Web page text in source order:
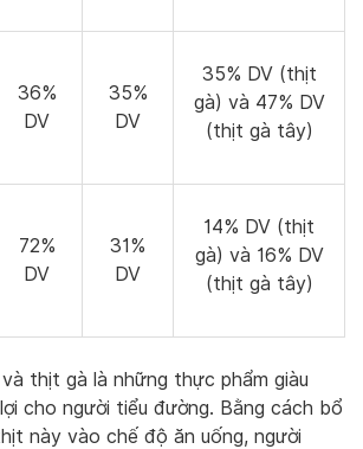
36%
DV
35%
DV
35% DV (thịt
gà) và 47% DV
(thịt gà tây)
72%
DV
31%
DV
14% DV (thịt
gà) và 16% DV
(thịt gà tây)
thịt gà là những thực phẩm giàu
cho người tiểu đường. Bằng cách bổ
này vào chế độ ăn uống, người